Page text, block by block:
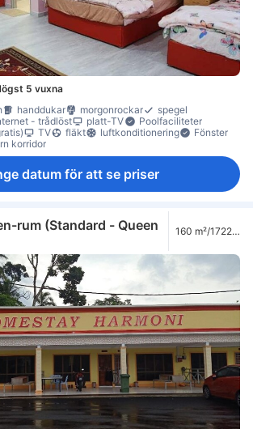
5 vuxna
handdukar morgonrockar
spegel
- trådlöst platt-TV
Poolfaciliteter
TV fläkt luftkonditionering
Fönster
korridor
datum för att se priser
rum (Standard - Queen
160 m²/1722